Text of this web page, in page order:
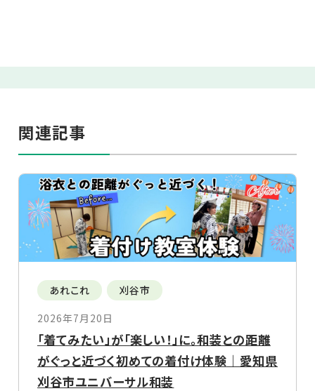
関連記事
あれこれ
刈谷市
2026年7月20日
「着てみたい」が「楽しい！」に。和装との距離
がぐっと近づく初めての着付け体験｜愛知県
刈谷市ユニバーサル和装